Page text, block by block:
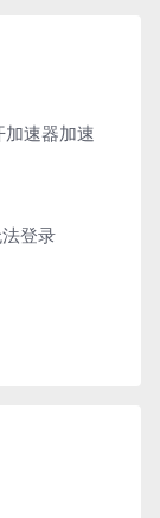
速器加速
登录